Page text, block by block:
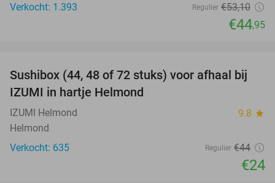
Verkocht: 1.393
Regulier €53,10
€44,95
45%
Sushibox (44, 48 of 72 stuks) voor afhaal bij
IZUMI in hartje Helmond
IZUMI Helmond 9.8 star
Helmond
Verkocht: 635
Regulier €44
€24